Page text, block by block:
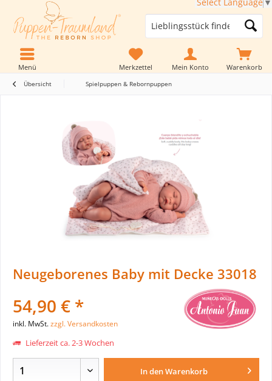
Warenkorb
Merkzettel Mein Konto
Menü
Übersicht Spielpuppen & Rebornpuppen
Neugeborenes Baby mit Decke 33018
54,90 € *
inkl. MwSt.zzgl. Versandkosten
Lieferzeit ca. 2-3 Wochen
In denWarenkorb